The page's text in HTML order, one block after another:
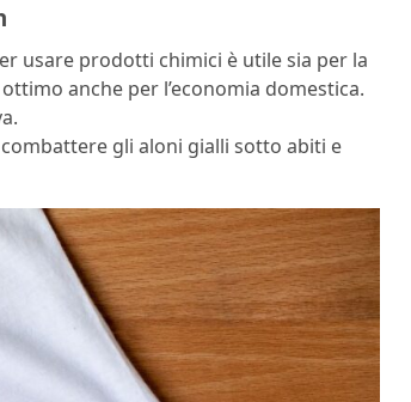
usare prodotti chimici è utile sia per la
anche per l’economia domestica.
gli aloni gialli sotto abiti e